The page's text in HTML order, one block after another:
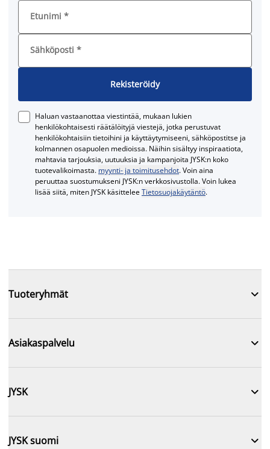
Etunimi *
Sähköposti *
Rekisteröidy
Haluan vastaanottaa viestintää, mukaan lukien
henkilökohtaisesti räätälöityjä viestejä, jotka perustuvat
henkilökohtaisiin tietoihini ja käyttäytymiseeni, sähköpostitse ja
kolmannen osapuolen medioissa. Näihin sisältyy inspiraatiota,
mahtavia tarjouksia, uutuuksia ja kampanjoita JYSK:n koko
tuotevalikoimasta. myynti- ja toimitusehdot. Voin aina
peruuttaa suostumukseni JYSK:n verkkosivustolla. Voin lukea
lisää siitä, miten JYSK käsitteleeTietosuojakäytäntö.
Tuoteryhmät 
Asiakaspalvelu 
JYSK 
JYSK suomi 